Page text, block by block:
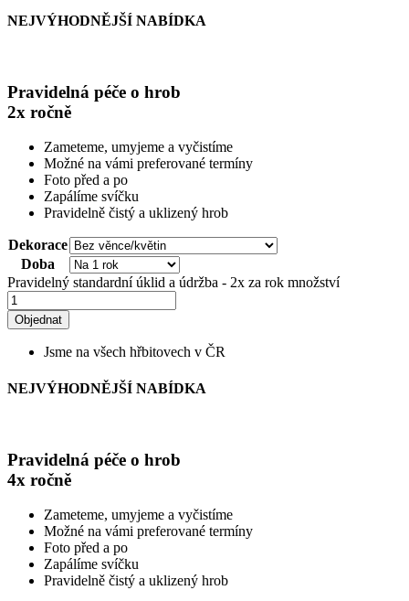
NEJVÝHODNĚJŠÍ NABÍDKA
Pravidelná péče o hrob
2x ročně
Zameteme, umyjeme a vyčistíme
Možné na vámi preferované termíny
Foto před a po
Zapálíme svíčku
Pravidelně čistý a uklizený hrob
Dekorace
Doba
Pravidelný standardní úklid a údržba - 2x za rok množství
Objednat
Jsme na všech hřbitovech v ČR
NEJVÝHODNĚJŠÍ NABÍDKA
Pravidelná péče o hrob
4x ročně
Zameteme, umyjeme a vyčistíme
Možné na vámi preferované termíny
Foto před a po
Zapálíme svíčku
Pravidelně čistý a uklizený hrob